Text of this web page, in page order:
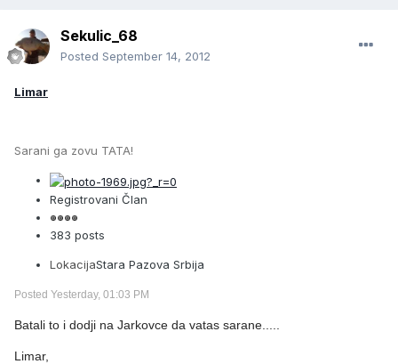
Sekulic_68
Posted September 14, 2012
Limar
Sarani ga zovu TATA!
Registrovani Član
383 posts
LokacijaStara Pazova Srbija
Posted Yesterday, 01:03 PM
Batali to i dodji na Jarkovce da vatas sarane.....
Limar,